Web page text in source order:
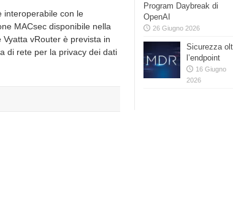
interoperabile con le
MACsec disponibile nella
Vyatta vRouter è prevista in
di rete per la privacy dei dati
Program Daybreak di
OpenAI
26 Giugno 2026
Sicurezza
l’endpoint
16 Giugno
2026